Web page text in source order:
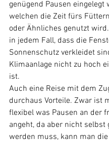
genügend Pausen eingelegt
welchen die Zeit fürs
oder Ähnliches genutzt
in jedem Fall, dass die
Sonnenschutz verkleidet
Klimaanlage nicht zu hoch
ist.
Auch eine Reise mit dem
durchaus Vorteile. Zwar ist
flexibel was Pausen an der
angeht, da aber nicht selbst
werden muss, kann man